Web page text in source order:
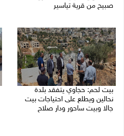
صبيح من قرية تياسير
بيت لحم: حجاوي يتفقد بلدة
نحالين ويطلع على احتياجات بيت
جالا وبيت ساحور ودار صلاح